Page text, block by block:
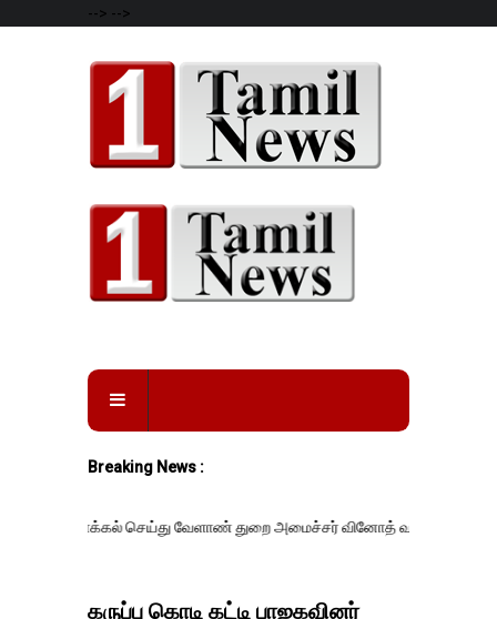
--> -->
Breaking News :
செய்து வேளாண் துறை அமைச்சர் வினோத் வாசித்து வருகிறார். �.
கருப்பு கொடி கட்டி பாஜகவினர்